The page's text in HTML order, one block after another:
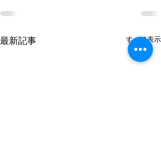
最新記事 すべて表示